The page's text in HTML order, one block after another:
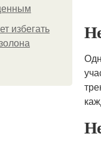
избегать